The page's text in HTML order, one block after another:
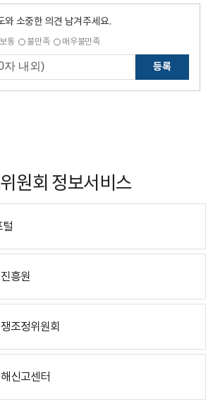
와 소중한 의견 남겨주세요.
보통 불만족 매우불만족
등록
원회 정보서비스
흥원
조정위원회
신고센터